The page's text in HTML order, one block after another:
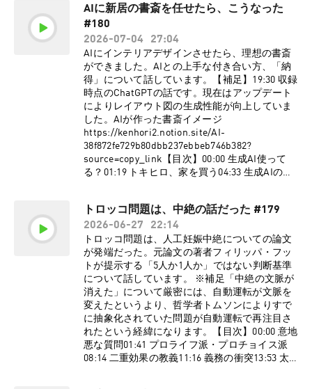
nseWxiGyrFzSt⁠⁠⁠⁠⁠⁠⁠⁠⁠⁠⁠⁠⁠⁠⁠⁠⁠⁠⁠⁠⁠⁠⁠⁠⁠⁠⁠⁠⁠⁠⁠⁠⁠⁠⁠⁠⁠⁠⁠⁠⁠⁠⁠⁠⁠⁠⁠⁠⁠⁠⁠⁠⁠⁠⁠⁠⁠⁠⁠⁠⁠⁠⁠⁠⁠⁠⁠⁠⁠⁠⁠⁠⁠⁠⁠⁠⁠⁠⁠⁠⁠⁠⁠⁠⁠⁠⁠⁠⁠⁠⁠⁠⁠⁠⁠⁠⁠⁠⁠⁠⁠⁠⁠⁠⁠⁠⁠⁠⁠⁠⁠⁠⁠⁠⁠⁠⁠⁠⁠⁠⁠⁠⁠⁠⁠⁠⁠⁠)◯ゆる音楽学ラジオ
(⁠⁠⁠⁠⁠⁠⁠⁠⁠⁠⁠⁠⁠⁠⁠⁠⁠⁠⁠⁠⁠⁠⁠⁠⁠⁠⁠⁠⁠⁠⁠⁠⁠⁠⁠⁠⁠⁠⁠⁠⁠⁠⁠⁠⁠⁠⁠⁠⁠⁠⁠⁠⁠⁠⁠⁠⁠⁠⁠⁠⁠⁠⁠⁠⁠⁠⁠⁠⁠⁠⁠⁠⁠⁠⁠⁠⁠⁠⁠⁠⁠⁠⁠⁠⁠⁠⁠⁠⁠⁠⁠⁠⁠⁠⁠⁠⁠⁠⁠⁠⁠⁠⁠⁠⁠⁠⁠⁠⁠⁠⁠⁠⁠⁠⁠⁠⁠⁠⁠⁠⁠⁠⁠⁠⁠⁠⁠⁠https://open.spotify.com/show/7Ba89bnuE
(⁠⁠⁠⁠⁠⁠⁠⁠⁠⁠⁠⁠⁠⁠⁠⁠⁠⁠⁠⁠⁠⁠⁠⁠⁠⁠⁠⁠⁠⁠⁠⁠⁠⁠⁠⁠⁠⁠⁠⁠⁠⁠⁠⁠⁠⁠⁠⁠⁠⁠⁠⁠⁠⁠⁠⁠⁠⁠⁠⁠⁠⁠⁠⁠⁠⁠⁠⁠⁠⁠⁠⁠⁠⁠⁠⁠⁠⁠⁠⁠⁠⁠⁠⁠⁠⁠⁠⁠⁠⁠⁠⁠⁠⁠⁠⁠⁠⁠⁠⁠⁠⁠⁠⁠⁠⁠⁠⁠⁠⁠⁠⁠⁠⁠⁠⁠⁠⁠⁠⁠⁠⁠⁠⁠⁠⁠⁠⁠https://open.spotify.com/show/2OPaWdgR
VuUv5jLeFBViDU⁠⁠⁠⁠⁠⁠⁠⁠⁠⁠⁠⁠⁠⁠⁠⁠⁠⁠⁠⁠⁠⁠⁠⁠⁠⁠⁠⁠⁠⁠⁠⁠⁠⁠⁠⁠⁠⁠⁠⁠⁠⁠⁠⁠⁠⁠⁠⁠⁠⁠⁠⁠⁠⁠⁠⁠⁠⁠⁠⁠⁠⁠⁠⁠⁠⁠⁠⁠⁠⁠⁠⁠⁠⁠⁠⁠⁠⁠⁠⁠⁠⁠⁠⁠⁠⁠⁠⁠⁠⁠⁠⁠⁠⁠⁠⁠⁠⁠⁠⁠⁠⁠⁠⁠⁠⁠⁠⁠⁠⁠⁠⁠⁠⁠⁠⁠⁠⁠⁠⁠⁠⁠⁠⁠⁠⁠⁠⁠)◯ゆる天文学ラジオ
(⁠⁠⁠⁠⁠⁠⁠⁠⁠⁠⁠⁠⁠⁠⁠⁠⁠⁠⁠⁠⁠⁠⁠⁠⁠⁠⁠⁠⁠⁠⁠⁠⁠⁠⁠⁠⁠⁠⁠⁠⁠⁠⁠⁠⁠⁠⁠⁠⁠⁠⁠⁠⁠⁠⁠⁠⁠⁠⁠⁠⁠⁠⁠⁠⁠⁠⁠⁠⁠⁠⁠⁠⁠⁠⁠⁠⁠⁠⁠⁠⁠⁠⁠⁠⁠⁠⁠⁠⁠⁠⁠⁠⁠⁠⁠⁠⁠⁠⁠⁠⁠⁠⁠⁠⁠⁠⁠⁠⁠⁠⁠⁠⁠⁠⁠⁠⁠⁠⁠⁠⁠⁠⁠⁠⁠⁠⁠⁠https://open.spotify.com/show/6CGctNRB
pOJmNPPSbvGV51⁠⁠⁠⁠⁠⁠⁠⁠⁠⁠⁠⁠⁠⁠⁠⁠⁠⁠⁠⁠⁠⁠⁠⁠⁠⁠⁠⁠⁠⁠⁠⁠⁠⁠⁠⁠⁠⁠⁠⁠⁠⁠⁠⁠⁠⁠⁠⁠⁠⁠⁠⁠⁠⁠⁠⁠⁠⁠⁠⁠⁠⁠⁠⁠⁠⁠⁠⁠⁠⁠⁠⁠⁠⁠⁠⁠⁠⁠⁠⁠⁠⁠⁠⁠⁠⁠⁠⁠⁠⁠⁠⁠⁠⁠⁠⁠⁠⁠⁠⁠⁠⁠⁠⁠⁠⁠⁠⁠⁠⁠⁠⁠⁠⁠⁠⁠⁠⁠⁠⁠⁠⁠⁠⁠⁠⁠⁠⁠)
学から哲学へ転向。美学にも傾倒。日本哲学会
員。アホなつぶやきとかしてます。
X⇨⁠⁠⁠⁠⁠⁠⁠⁠⁠⁠⁠⁠⁠⁠⁠⁠⁠⁠⁠⁠⁠⁠⁠⁠⁠⁠⁠⁠⁠⁠⁠⁠⁠⁠⁠⁠⁠⁠⁠⁠⁠⁠⁠⁠⁠⁠⁠⁠⁠⁠⁠⁠⁠⁠⁠⁠⁠⁠⁠⁠⁠⁠⁠⁠⁠⁠⁠⁠⁠⁠⁠⁠⁠⁠⁠⁠⁠⁠⁠⁠⁠⁠⁠⁠⁠⁠⁠⁠⁠⁠⁠⁠⁠⁠⁠⁠⁠⁠⁠⁠⁠⁠⁠⁠⁠⁠⁠⁠⁠⁠⁠⁠⁠⁠⁠⁠⁠⁠⁠⁠⁠⁠⁠⁠⁠⁠⁠https://twitter.com/yuru_philo⁠⁠⁠⁠⁠⁠⁠⁠⁠⁠⁠⁠⁠⁠⁠⁠⁠⁠⁠⁠⁠⁠⁠⁠⁠⁠⁠⁠⁠⁠⁠⁠⁠⁠⁠⁠⁠⁠⁠⁠⁠⁠⁠⁠⁠⁠⁠⁠⁠⁠⁠⁠⁠⁠⁠⁠⁠⁠⁠⁠⁠⁠⁠⁠⁠⁠⁠⁠⁠⁠⁠⁠⁠⁠⁠⁠⁠⁠⁠⁠⁠⁠⁠⁠⁠⁠⁠⁠⁠⁠⁠⁠⁠⁠⁠⁠⁠⁠⁠⁠⁠⁠⁠⁠⁠⁠⁠⁠⁠⁠⁠⁠⁠⁠⁠⁠⁠⁠⁠⁠⁠⁠⁠⁠⁠⁠⁠【
浦下：プロフィール】東京学芸大学教育学部
卒。A類音楽選修にて器楽（チェロ）を専攻。
今もひたすら熱く楽しくチェロを弾いている。
演奏・レッスンの依頼はGmailかTwitterのDMま
で、お待ちしております！個人YouTubeもチャ
ンネル登録・高評価で応援よろしくお願いいた
します！Gmail ⇨ u.takumi.cello@gmail.comX
⇨ ⁠⁠⁠⁠⁠⁠⁠⁠⁠⁠⁠⁠⁠⁠⁠⁠⁠⁠⁠⁠⁠⁠⁠⁠⁠⁠⁠⁠⁠⁠⁠⁠https://x.com/urashitatakumi⁠⁠⁠⁠⁠⁠⁠⁠⁠⁠⁠⁠⁠⁠⁠⁠⁠⁠⁠⁠⁠⁠⁠⁠⁠⁠⁠⁠⁠⁠⁠⁠個人YouTube
⁠⁠⁠⁠⁠⁠⁠⁠⁠⁠⁠⁠⁠⁠⁠⁠⁠⁠⁠⁠⁠⁠⁠⁠⁠⁠⁠⁠⁠⁠⁠⁠https://www.youtube.com/@UrashitaTakumi⁠⁠⁠⁠⁠⁠⁠⁠⁠⁠⁠⁠⁠⁠⁠⁠⁠⁠⁠⁠⁠⁠⁠⁠⁠⁠⁠⁠⁠⁠⁠⁠
【姉妹チャンネル】◯ゆる言語学ラジオ
AfSYdHbpJflIHZ⁠⁠⁠⁠⁠⁠⁠⁠⁠⁠⁠⁠⁠⁠⁠⁠⁠⁠⁠⁠⁠⁠⁠⁠⁠⁠⁠⁠⁠⁠⁠⁠⁠⁠⁠⁠⁠⁠⁠⁠⁠⁠⁠⁠⁠⁠⁠⁠⁠⁠⁠⁠⁠⁠⁠⁠⁠⁠⁠⁠⁠⁠⁠⁠⁠⁠⁠⁠⁠⁠⁠⁠⁠⁠⁠⁠⁠⁠⁠⁠⁠⁠⁠⁠⁠⁠⁠⁠⁠⁠⁠⁠⁠⁠⁠⁠⁠⁠⁠⁠⁠⁠⁠⁠⁠⁠⁠⁠⁠⁠⁠⁠⁠⁠⁠⁠⁠⁠⁠⁠⁠⁠⁠⁠⁠⁠⁠)◯ゆるコンピュータ科学
ラジオ
(⁠⁠⁠⁠⁠⁠⁠⁠⁠⁠⁠⁠⁠⁠⁠⁠⁠⁠⁠⁠⁠⁠⁠⁠⁠⁠⁠⁠⁠⁠⁠⁠⁠⁠⁠⁠⁠⁠⁠⁠⁠⁠⁠⁠⁠⁠⁠⁠⁠⁠⁠⁠⁠⁠⁠⁠⁠⁠⁠⁠⁠⁠⁠⁠⁠⁠⁠⁠⁠⁠⁠⁠⁠⁠⁠⁠⁠⁠⁠⁠⁠⁠⁠⁠⁠⁠⁠⁠⁠⁠⁠⁠⁠⁠⁠⁠⁠⁠⁠⁠⁠⁠⁠⁠⁠⁠⁠⁠⁠⁠⁠⁠⁠⁠⁠⁠⁠⁠⁠⁠⁠⁠⁠⁠⁠⁠⁠https://open.spotify.com/show/32qgIhAHY
nseWxiGyrFzSt⁠⁠⁠⁠⁠⁠⁠⁠⁠⁠⁠⁠⁠⁠⁠⁠⁠⁠⁠⁠⁠⁠⁠⁠⁠⁠⁠⁠⁠⁠⁠⁠⁠⁠⁠⁠⁠⁠⁠⁠⁠⁠⁠⁠⁠⁠⁠⁠⁠⁠⁠⁠⁠⁠⁠⁠⁠⁠⁠⁠⁠⁠⁠⁠⁠⁠⁠⁠⁠⁠⁠⁠⁠⁠⁠⁠⁠⁠⁠⁠⁠⁠⁠⁠⁠⁠⁠⁠⁠⁠⁠⁠⁠⁠⁠⁠⁠⁠⁠⁠⁠⁠⁠⁠⁠⁠⁠⁠⁠⁠⁠⁠⁠⁠⁠⁠⁠⁠⁠⁠⁠⁠⁠⁠⁠⁠⁠)◯ゆる音楽学ラジオ
(⁠⁠⁠⁠⁠⁠⁠⁠⁠⁠⁠⁠⁠⁠⁠⁠⁠⁠⁠⁠⁠⁠⁠⁠⁠⁠⁠⁠⁠⁠⁠⁠⁠⁠⁠⁠⁠⁠⁠⁠⁠⁠⁠⁠⁠⁠⁠⁠⁠⁠⁠⁠⁠⁠⁠⁠⁠⁠⁠⁠⁠⁠⁠⁠⁠⁠⁠⁠⁠⁠⁠⁠⁠⁠⁠⁠⁠⁠⁠⁠⁠⁠⁠⁠⁠⁠⁠⁠⁠⁠⁠⁠⁠⁠⁠⁠⁠⁠⁠⁠⁠⁠⁠⁠⁠⁠⁠⁠⁠⁠⁠⁠⁠⁠⁠⁠⁠⁠⁠⁠⁠⁠⁠⁠⁠⁠⁠https://open.spotify.com/show/7Ba89bnuE
W0pyMeUbGR3oT⁠⁠⁠⁠⁠⁠⁠⁠⁠⁠⁠⁠⁠⁠⁠⁠⁠⁠⁠⁠⁠⁠⁠⁠⁠⁠⁠⁠⁠⁠⁠⁠⁠⁠⁠⁠⁠⁠⁠⁠⁠⁠⁠⁠⁠⁠⁠⁠⁠⁠⁠⁠⁠⁠⁠⁠⁠⁠⁠⁠⁠⁠⁠⁠⁠⁠⁠⁠⁠⁠⁠⁠⁠⁠⁠⁠⁠⁠⁠⁠⁠⁠⁠⁠⁠⁠⁠⁠⁠⁠⁠⁠⁠⁠⁠⁠⁠⁠⁠⁠⁠⁠⁠⁠⁠⁠⁠⁠⁠⁠⁠⁠⁠⁠⁠⁠⁠⁠⁠⁠⁠⁠⁠⁠⁠⁠⁠)◯ゆる民俗学ラジオ
(⁠⁠⁠⁠⁠⁠⁠⁠⁠⁠⁠⁠⁠⁠⁠⁠⁠⁠⁠⁠⁠⁠⁠⁠⁠⁠⁠⁠⁠⁠⁠⁠⁠⁠⁠⁠⁠⁠⁠⁠⁠⁠⁠⁠⁠⁠⁠⁠⁠⁠⁠⁠⁠⁠⁠⁠⁠⁠⁠⁠⁠⁠⁠⁠⁠⁠⁠⁠⁠⁠⁠⁠⁠⁠⁠⁠⁠⁠⁠⁠⁠⁠⁠⁠⁠⁠⁠⁠⁠⁠⁠⁠⁠⁠⁠⁠⁠⁠⁠⁠⁠⁠⁠⁠⁠⁠⁠⁠⁠⁠⁠⁠⁠⁠⁠⁠⁠⁠⁠⁠⁠⁠⁠⁠⁠⁠⁠https://open.spotify.com/show/2OPaWdgR
VuUv5jLeFBViDU⁠⁠⁠⁠⁠⁠⁠⁠⁠⁠⁠⁠⁠⁠⁠⁠⁠⁠⁠⁠⁠⁠⁠⁠⁠⁠⁠⁠⁠⁠⁠⁠⁠⁠⁠⁠⁠⁠⁠⁠⁠⁠⁠⁠⁠⁠⁠⁠⁠⁠⁠⁠⁠⁠⁠⁠⁠⁠⁠⁠⁠⁠⁠⁠⁠⁠⁠⁠⁠⁠⁠⁠⁠⁠⁠⁠⁠⁠⁠⁠⁠⁠⁠⁠⁠⁠⁠⁠⁠⁠⁠⁠⁠⁠⁠⁠⁠⁠⁠⁠⁠⁠⁠⁠⁠⁠⁠⁠⁠⁠⁠⁠⁠⁠⁠⁠⁠⁠⁠⁠⁠⁠⁠⁠⁠⁠⁠)◯ゆる天文学ラジオ
(⁠⁠⁠⁠⁠⁠⁠⁠⁠⁠⁠⁠⁠⁠⁠⁠⁠⁠⁠⁠⁠⁠⁠⁠⁠⁠⁠⁠⁠⁠⁠⁠⁠⁠⁠⁠⁠⁠⁠⁠⁠⁠⁠⁠⁠⁠⁠⁠⁠⁠⁠⁠⁠⁠⁠⁠⁠⁠⁠⁠⁠⁠⁠⁠⁠⁠⁠⁠⁠⁠⁠⁠⁠⁠⁠⁠⁠⁠⁠⁠⁠⁠⁠⁠⁠⁠⁠⁠⁠⁠⁠⁠⁠⁠⁠⁠⁠⁠⁠⁠⁠⁠⁠⁠⁠⁠⁠⁠⁠⁠⁠⁠⁠⁠⁠⁠⁠⁠⁠⁠⁠⁠⁠⁠⁠⁠⁠https://open.spotify.com/show/6CGctNRB
pOJmNPPSbvGV51⁠⁠⁠⁠⁠⁠⁠⁠⁠⁠⁠⁠⁠⁠⁠⁠⁠⁠⁠⁠⁠⁠⁠⁠⁠⁠⁠⁠⁠⁠⁠⁠⁠⁠⁠⁠⁠⁠⁠⁠⁠⁠⁠⁠⁠⁠⁠⁠⁠⁠⁠⁠⁠⁠⁠⁠⁠⁠⁠⁠⁠⁠⁠⁠⁠⁠⁠⁠⁠⁠⁠⁠⁠⁠⁠⁠⁠⁠⁠⁠⁠⁠⁠⁠⁠⁠⁠⁠⁠⁠⁠⁠⁠⁠⁠⁠⁠⁠⁠⁠⁠⁠⁠⁠⁠⁠⁠⁠⁠⁠⁠⁠⁠⁠⁠⁠⁠⁠⁠⁠⁠⁠⁠⁠⁠⁠⁠)
https://www.valuebooks.jp/bp/VS0056308927〇
物語 フランス革命 バスチーユ陥落からナポレ
オン戴冠までhttps://amzn.to/4eUDzrm〇ブルボ
ン朝 フランス王朝史
3https://amzn.to/44WjxIp【ゆる哲学ラジオ公式
グッズ販売
中！】⁠⁠⁠⁠⁠⁠⁠⁠⁠⁠⁠⁠⁠⁠⁠⁠⁠⁠⁠⁠⁠⁠⁠⁠⁠⁠⁠⁠⁠⁠⁠⁠⁠⁠⁠⁠⁠⁠⁠⁠⁠⁠⁠⁠⁠⁠⁠⁠⁠⁠⁠⁠⁠⁠⁠⁠⁠⁠⁠⁠⁠⁠⁠⁠⁠⁠⁠⁠⁠⁠⁠⁠⁠⁠⁠⁠⁠https://www.valuebooks.jp/shelf-
items/folder/4a66f8d7ce1d4eb⁠⁠⁠⁠⁠⁠⁠⁠⁠⁠⁠⁠⁠⁠⁠⁠⁠⁠⁠⁠⁠⁠⁠⁠⁠⁠⁠⁠⁠⁠⁠⁠⁠⁠⁠⁠⁠⁠⁠⁠⁠⁠⁠⁠⁠⁠⁠⁠⁠⁠⁠⁠⁠⁠⁠⁠⁠⁠⁠⁠⁠⁠⁠⁠⁠⁠⁠⁠⁠⁠⁠⁠⁠⁠⁠⁠⁠【サポーター
コミュニティはこちらか
ら】⁠⁠⁠⁠⁠⁠⁠⁠⁠⁠⁠⁠⁠⁠⁠⁠⁠⁠⁠⁠⁠⁠⁠⁠⁠⁠⁠⁠⁠⁠⁠⁠⁠⁠⁠⁠⁠⁠⁠⁠⁠⁠⁠⁠⁠⁠⁠⁠⁠⁠⁠⁠⁠⁠⁠⁠⁠⁠⁠⁠⁠⁠⁠⁠⁠⁠⁠⁠⁠⁠⁠⁠⁠⁠⁠⁠⁠⁠⁠⁠⁠⁠⁠⁠⁠⁠⁠⁠⁠⁠⁠⁠⁠⁠⁠⁠⁠⁠⁠⁠⁠⁠⁠⁠⁠⁠⁠⁠⁠⁠⁠⁠⁠⁠⁠⁠⁠⁠⁠⁠⁠⁠⁠⁠⁠⁠https://yurugakuto.com/tetsu⁠⁠⁠⁠⁠⁠⁠⁠⁠⁠⁠⁠⁠⁠⁠⁠⁠⁠⁠⁠⁠⁠⁠⁠⁠⁠⁠⁠⁠⁠⁠⁠⁠⁠⁠⁠⁠⁠⁠⁠⁠⁠⁠⁠⁠⁠⁠⁠⁠⁠⁠⁠⁠⁠⁠⁠⁠⁠⁠⁠⁠⁠⁠⁠⁠⁠⁠⁠⁠⁠⁠⁠⁠⁠⁠⁠⁠⁠⁠⁠⁠⁠⁠⁠⁠⁠⁠⁠⁠⁠⁠⁠⁠⁠⁠⁠⁠⁠⁠⁠⁠⁠⁠⁠⁠⁠⁠⁠⁠⁠⁠⁠⁠⁠⁠⁠⁠⁠⁠⁠⁠⁠⁠⁠⁠⁠【
公式X】 ゆる哲学ラジオのXアカウントがあるの
で、是非フォローしてください！⇨
⁠⁠⁠⁠⁠⁠⁠⁠⁠⁠⁠⁠⁠⁠⁠⁠⁠⁠⁠⁠⁠⁠⁠⁠⁠⁠⁠⁠⁠⁠⁠⁠⁠⁠⁠⁠⁠⁠⁠⁠⁠⁠⁠⁠⁠⁠⁠⁠⁠⁠⁠⁠⁠⁠⁠⁠⁠⁠⁠⁠⁠⁠⁠⁠⁠⁠⁠⁠⁠⁠⁠⁠⁠⁠⁠⁠⁠⁠⁠⁠⁠⁠⁠https://twitter.com/yuru_philosophy⁠⁠⁠⁠⁠⁠⁠⁠⁠⁠⁠⁠⁠⁠⁠⁠⁠⁠⁠⁠⁠⁠⁠⁠⁠⁠⁠⁠⁠⁠⁠⁠⁠⁠⁠⁠⁠⁠⁠⁠⁠⁠⁠⁠⁠⁠⁠⁠⁠⁠⁠⁠⁠⁠⁠⁠⁠⁠⁠⁠⁠⁠⁠⁠⁠⁠⁠⁠⁠⁠⁠⁠⁠⁠⁠⁠⁠⁠⁠⁠⁠⁠【お
ジオは株式会社pedanticが制作しています。
【平田トキヒロ：プロフィール】東京学芸大学
教育学部哲学分野卒。企業に勤めながら本を積
んでは読み漁る日々を暮らす。学部時代に社会
学から哲学へ転向。美学にも傾倒。日本哲学会
員。アホなつぶやきとかしてます。
X⇨⁠⁠⁠⁠⁠⁠⁠⁠⁠⁠⁠⁠⁠⁠⁠⁠⁠⁠⁠⁠⁠⁠⁠⁠⁠⁠⁠⁠⁠⁠⁠⁠⁠⁠⁠⁠⁠⁠⁠⁠⁠⁠⁠⁠⁠⁠⁠⁠⁠⁠⁠⁠⁠⁠⁠⁠⁠⁠⁠⁠⁠⁠⁠⁠⁠⁠⁠⁠⁠⁠⁠⁠⁠⁠⁠⁠⁠⁠⁠⁠⁠⁠⁠⁠⁠⁠⁠⁠⁠⁠⁠⁠⁠⁠⁠⁠⁠⁠⁠⁠⁠⁠⁠⁠⁠⁠⁠⁠⁠⁠⁠⁠⁠⁠⁠⁠⁠⁠⁠⁠⁠⁠⁠⁠⁠⁠https://twitter.com/yuru_philo⁠⁠⁠⁠⁠⁠⁠⁠⁠⁠⁠⁠⁠⁠⁠⁠⁠⁠⁠⁠⁠⁠⁠⁠⁠⁠⁠⁠⁠⁠⁠⁠⁠⁠⁠⁠⁠⁠⁠⁠⁠⁠⁠⁠⁠⁠⁠⁠⁠⁠⁠⁠⁠⁠⁠⁠⁠⁠⁠⁠⁠⁠⁠⁠⁠⁠⁠⁠⁠⁠⁠⁠⁠⁠⁠⁠⁠⁠⁠⁠⁠⁠⁠⁠⁠⁠⁠⁠⁠⁠⁠⁠⁠⁠⁠⁠⁠⁠⁠⁠⁠⁠⁠⁠⁠⁠⁠⁠⁠⁠⁠⁠⁠⁠⁠⁠⁠⁠⁠⁠⁠⁠⁠⁠⁠⁠【
浦下：プロフィール】東京学芸大学教育学部
卒。A類音楽選修にて器楽（チェロ）を専攻。
今もひたすら熱く楽しくチェロを弾いている。
演奏・レッスンの依頼はGmailかTwitterのDMま
で、お待ちしております！個人YouTubeもチャ
AIに新居の書斎を任せたら、こうなった
#180
2026-07-04
27:04
AIにインテリアデザインさせたら、理想の書斎
ができました。AIとの上手な付き合い方、「納
得」について話しています。【補足】19:30 収録
時点のChatGPTの話です。現在はアップデート
によりレイアウト図の生成性能が向上していま
した。AIが作った書斎イメージ
https://kenhori2.notion.site/AI-
38f872fe729b80dbb237ebbeb746b382?
source=copy_link【目次】00:00 生成AI使って
る？01:19 トキヒロ、家を買う04:33 生成AIの使
書斎だ25:16 いい部屋ができました【話題に出た
番組】◯春とヒコーキのグピ☆グパ☆グポ
https://link.gera.fan/episode/3wtvf6hraPxQcyx6
UM25/1358144【ゆる哲学ラジオ公式グッズ販売
中！】⁠⁠⁠⁠⁠⁠⁠⁠⁠⁠⁠⁠⁠⁠⁠⁠⁠⁠⁠⁠⁠⁠⁠⁠⁠⁠⁠⁠⁠⁠⁠⁠⁠⁠⁠⁠⁠⁠⁠⁠⁠⁠⁠⁠⁠⁠⁠⁠⁠⁠⁠⁠⁠⁠⁠⁠⁠⁠⁠⁠⁠⁠⁠⁠⁠⁠⁠⁠⁠⁠⁠⁠⁠⁠⁠⁠⁠⁠https://www.valuebooks.jp/shelf-
items/folder/4a66f8d7ce1d4eb⁠⁠⁠⁠⁠⁠⁠⁠⁠⁠⁠⁠⁠⁠⁠⁠⁠⁠⁠⁠⁠⁠⁠⁠⁠⁠⁠⁠⁠⁠⁠⁠⁠⁠⁠⁠⁠⁠⁠⁠⁠⁠⁠⁠⁠⁠⁠⁠⁠⁠⁠⁠⁠⁠⁠⁠⁠⁠⁠⁠⁠⁠⁠⁠⁠⁠⁠⁠⁠⁠⁠⁠⁠⁠⁠⁠⁠⁠【サポーター
コミュニティはこちらか
ら】⁠⁠⁠⁠⁠⁠⁠⁠⁠⁠⁠⁠⁠⁠⁠⁠⁠⁠⁠⁠⁠⁠⁠⁠⁠⁠⁠⁠⁠⁠⁠⁠⁠⁠⁠⁠⁠⁠⁠⁠⁠⁠⁠⁠⁠⁠⁠⁠⁠⁠⁠⁠⁠⁠⁠⁠⁠⁠⁠⁠⁠⁠⁠⁠⁠⁠⁠⁠⁠⁠⁠⁠⁠⁠⁠⁠⁠⁠⁠⁠⁠⁠⁠⁠⁠⁠⁠⁠⁠⁠⁠⁠⁠⁠⁠⁠⁠⁠⁠⁠⁠⁠⁠⁠⁠⁠⁠⁠⁠⁠⁠⁠⁠⁠⁠⁠⁠⁠⁠⁠⁠⁠⁠⁠⁠⁠⁠https://yurugakuto.com/tetsu⁠⁠⁠⁠⁠⁠⁠⁠⁠⁠⁠⁠⁠⁠⁠⁠⁠⁠⁠⁠⁠⁠⁠⁠⁠⁠⁠⁠⁠⁠⁠⁠⁠⁠⁠⁠⁠⁠⁠⁠⁠⁠⁠⁠⁠⁠⁠⁠⁠⁠⁠⁠⁠⁠⁠⁠⁠⁠⁠⁠⁠⁠⁠⁠⁠⁠⁠⁠⁠⁠⁠⁠⁠⁠⁠⁠⁠⁠⁠⁠⁠⁠⁠⁠⁠⁠⁠⁠⁠⁠⁠⁠⁠⁠⁠⁠⁠⁠⁠⁠⁠⁠⁠⁠⁠⁠⁠⁠⁠⁠⁠⁠⁠⁠⁠⁠⁠⁠⁠⁠⁠⁠⁠⁠⁠⁠⁠【
公式X】 ゆる哲学ラジオのXアカウントがあるの
で、是非フォローしてください！⇨
⁠⁠⁠⁠⁠⁠⁠⁠⁠⁠⁠⁠⁠⁠⁠⁠⁠⁠⁠⁠⁠⁠⁠⁠⁠⁠⁠⁠⁠⁠⁠⁠⁠⁠⁠⁠⁠⁠⁠⁠⁠⁠⁠⁠⁠⁠⁠⁠⁠⁠⁠⁠⁠⁠⁠⁠⁠⁠⁠⁠⁠⁠⁠⁠⁠⁠⁠⁠⁠⁠⁠⁠⁠⁠⁠⁠⁠⁠⁠⁠⁠⁠⁠⁠https://twitter.com/yuru_philosophy⁠⁠⁠⁠⁠⁠⁠⁠⁠⁠⁠⁠⁠⁠⁠⁠⁠⁠⁠⁠⁠⁠⁠⁠⁠⁠⁠⁠⁠⁠⁠⁠⁠⁠⁠⁠⁠⁠⁠⁠⁠⁠⁠⁠⁠⁠⁠⁠⁠⁠⁠⁠⁠⁠⁠⁠⁠⁠⁠⁠⁠⁠⁠⁠⁠⁠⁠⁠⁠⁠⁠⁠⁠⁠⁠⁠⁠⁠⁠⁠⁠⁠⁠【お
仕事依頼はこち
トロッコ問題は、中絶の話だった #179
2026-06-27
22:14
トロッコ問題は、人工妊娠中絶についての論文
が発端だった。元論文の著者フィリッパ・フッ
トが提示する「5人か1人か」ではない判断基準
について話しています。 ※補足「中絶の文脈が
消えた」について厳密には、自動運転が文脈を
変えたというより、哲学者トムソンによりすで
に抽象化されていた問題が自動運転で再注目さ
れたという経緯になります。【目次】00:00 意地
悪な質問01:41 プロライフ派・プロチョイス派
08:14 二重効果の教義11:16 義務の衝突13:53 太